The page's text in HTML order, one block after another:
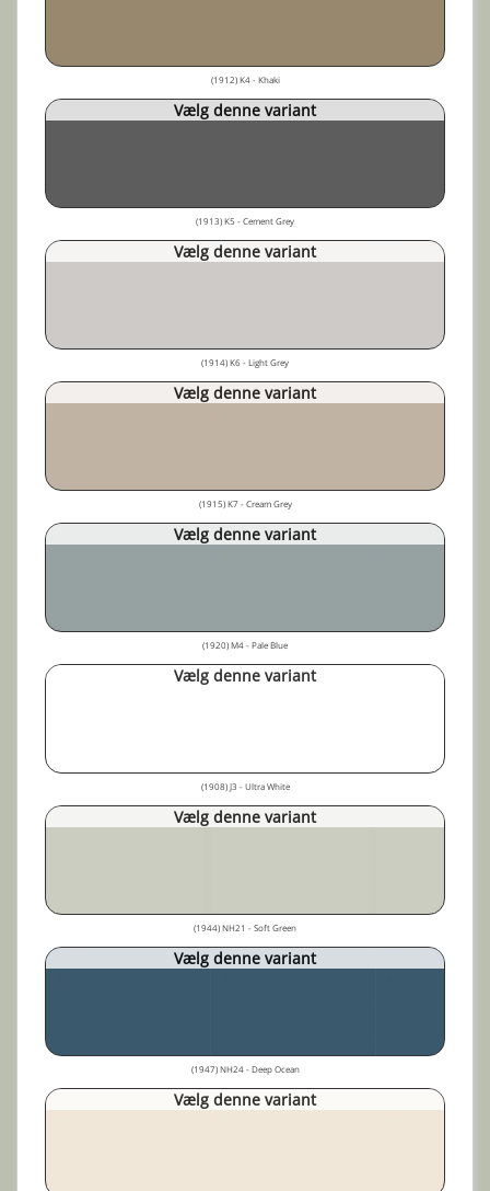
(1912) K4 - Khaki
Vælg denne variant
(1913) K5 - Cement Grey
Vælg denne variant
(1914) K6 - Light Grey
Vælg denne variant
(1915) K7 - Cream Grey
Vælg denne variant
(1920) M4 - Pale Blue
Vælg denne variant
(1908) J3 - Ultra White
Vælg denne variant
(1944) NH21 - Soft Green
Vælg denne variant
(1947) NH24 - Deep Ocean
Vælg denne variant